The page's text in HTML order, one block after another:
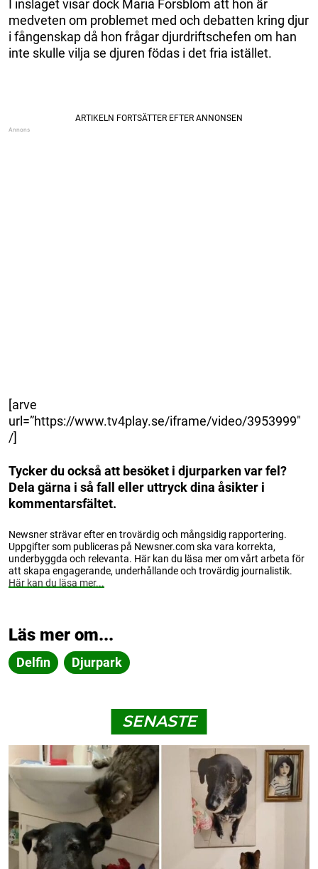
I inslaget visar dock Maria Forsblom att hon är
medveten om problemet med och debatten kring djur
i fångenskap då hon frågar djurdriftschefen om han
inte skulle vilja se djuren födas i det fria istället.
[arve
url=”https://www.tv4play.se/iframe/video/3953999″
/]
Tycker du också att besöket i djurparken var fel?
Dela gärna i så fall eller uttryck dina åsikter i
kommentarsfältet.
Newsner strävar efter en trovärdig och mångsidig rapportering.
Uppgifter som publiceras på Newsner.com ska vara korrekta,
underbyggda och relevanta. Här kan du läsa mer om vårt arbeta för
att skapa engagerande, underhållande och trovärdig journalistik.
Här kan du läsa mer...
Läs mer om...
Delfin Djurpark
SENASTE